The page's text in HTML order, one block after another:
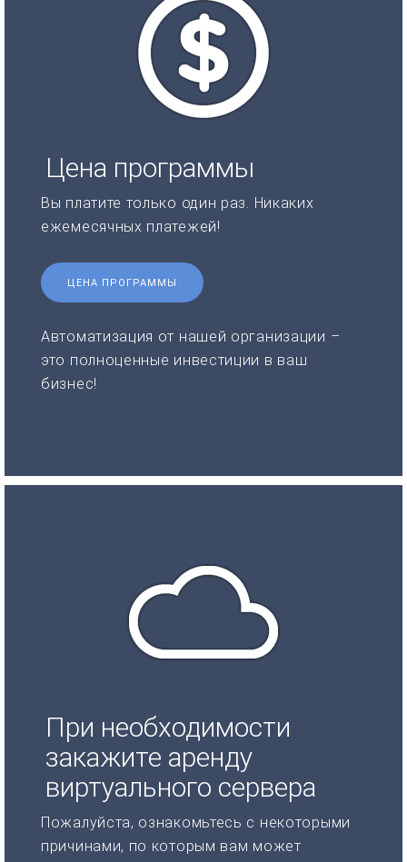
Цена программы
Вы платите только один раз. Никаких
ежемесячных платежей!
ЦЕНА ПРОГРАММЫ
Автоматизация от нашей организации –
это полноценные инвестиции в ваш
бизнес!
При необходимости
закажите аренду
виртуального сервера
Пожалуйста, ознакомьтесь с некоторыми
причинами, по которым вам может